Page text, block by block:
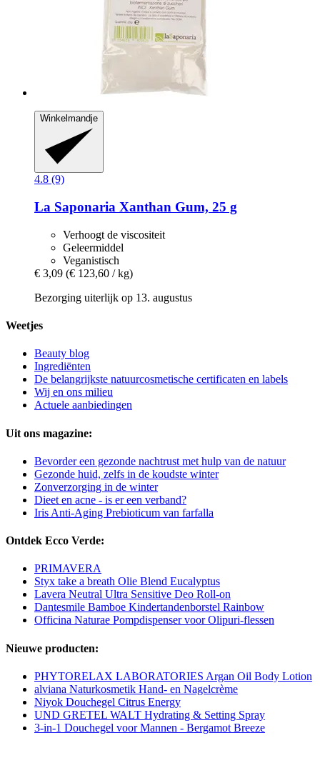
Winkelmandje
4.8 (9)
La Saponaria Xanthan Gum, 25 g
Verhoogt de viscositeit
Geleermiddel
Veganistisch
€ 3,09 (€ 123,60 / kg)
Bezorging uiterlijk op 13. augustus
Weetjes
Beauty blog
Ingrediënten
De belangrijkste natuurcosmetische certificaten en labels
Wij en ons milieu
Actuele aanbiedingen
Uit ons magazine:
Bevorder een gezonde nachtrust met hulp van de natuur
Gezonde huid, zelfs in de koudste winter
Zonverzorging in de winter
Dieet en acne - is er een verband?
Iris Anti-Aging Prebioticum van farfalla
Ontdek Ecco Verde:
PRIMAVERA
Styx take a breath Olie Blend Eucalyptus
Lavera Neutral Ultra Sensitive Deo Roll-on
Dantesmile Bamboe Kindertandenborstel Rainbow
Officina Naturae Pompdispenser voor Olipuri-flessen
Nieuwe producten:
PHYTORELAX LABORATORIES Argan Oil Body Lotion
alviana Naturkosmetik Hand- en Nagelcrème
Niyok Douchegel Citrus Energy
UND GRETEL WALT Hydrating & Setting Spray
3-in-1 Douchegel voor Mannen - Bergamot Breeze